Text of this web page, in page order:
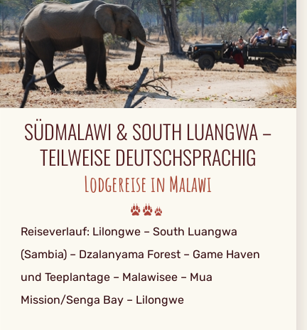
SÜDMALAWI & SOUTH LUANGWA –
TEILWEISE DEUTSCHSPRACHIG
Lodgereise in Malawi
Reiseverlauf: Lilongwe – South Luangwa
(Sambia) – Dzalanyama Forest – Game Haven
und Teeplantage – Malawisee – Mua
Mission/Senga Bay – Lilongwe